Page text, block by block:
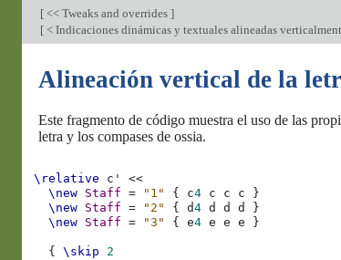
[ << Tweaks and overrides ]
[ < Indicaciones dinámicas y textuales alineadas
Alineación vertical de la
Este fragmento de código muestra el uso de las
letra y los compases de ossia.
\relative c'
<<
\new Staff = "1" { c4 c c c
}
\new Staff = "2" { d4 d d d
}
\new Staff = "3" { e4 e e e }
{ \skip
2